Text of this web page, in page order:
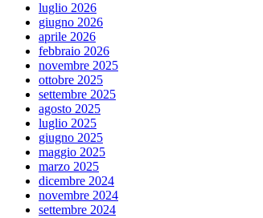
luglio 2026
giugno 2026
aprile 2026
febbraio 2026
novembre 2025
ottobre 2025
settembre 2025
agosto 2025
luglio 2025
giugno 2025
maggio 2025
marzo 2025
dicembre 2024
novembre 2024
settembre 2024